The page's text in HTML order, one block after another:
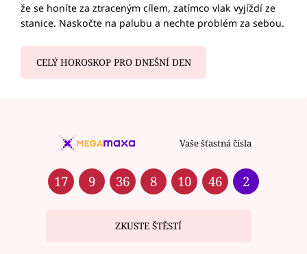
že se honíte za ztraceným cílem, zatímco vlak vyjíždí ze
stanice. Naskočte na palubu a nechte problém za sebou.
CELÝ HOROSKOP PRO DNEŠNÍ DEN
Vaše šťastná čísla
17 9 36 8 10 46 2
ZKUSTE ŠTĚSTÍ